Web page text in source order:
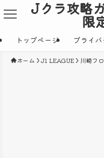
Jクラ攻略
限
トップページ プライ
ホーム J1 LEAGUE 川崎フ